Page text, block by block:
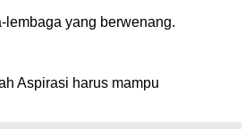
lembaga yang berwenang.
Aspirasi harus mampu